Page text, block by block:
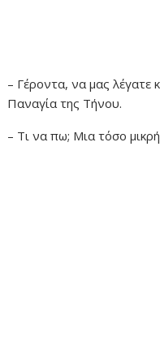
– Γέροντα, να μας λέγατε
Παναγία της Τήνου.
– Τι να πω; Μια τόσο μικρή